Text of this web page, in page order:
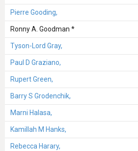
Pierre Gooding,
Ronny A. Goodman *
Tyson-Lord Gray,
Paul D Graziano,
Rupert Green,
Barry S Grodenchik,
Marni Halasa,
Kamillah M Hanks,
Rebecca Harary,